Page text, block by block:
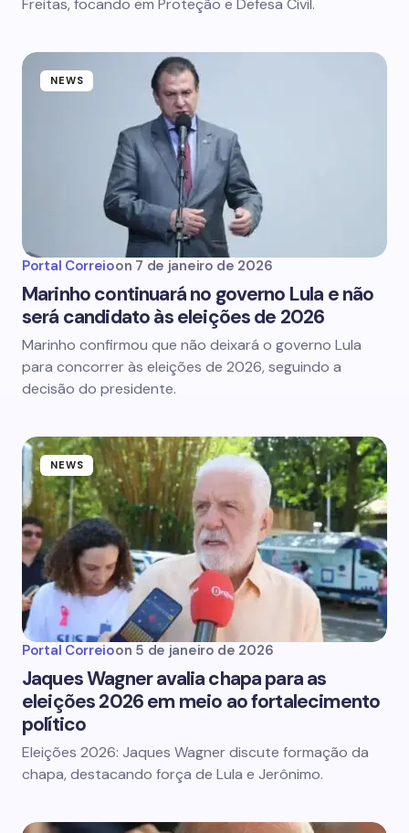
Freitas, focando em Proteção e Defesa Civil.
NEWS
Portal Correioon 7 de janeiro de 2026
Marinho continuará no governo Lula e não
será candidato às eleições de 2026
Marinho confirmou que não deixará o governo Lula
para concorrer às eleições de 2026, seguindo a
decisão do presidente.
NEWS
Portal Correioon 5 de janeiro de 2026
Jaques Wagner avalia chapa para as
eleições 2026 em meio ao fortalecimento
político
Eleições 2026: Jaques Wagner discute formação da
chapa, destacando força de Lula e Jerônimo.